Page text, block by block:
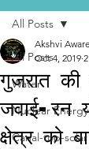
All Posts
Water
Nuclear Energy
Canal-top-solar
All Posts
गुजरात
जवाई-रन
क्षेत्र को
Akshvi Aware
Oct 4, 2019